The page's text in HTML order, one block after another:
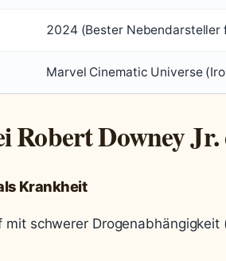
2024 (Bester Nebendarsteller
Marvel Cinematic Universe
Robert Downey
Krankheit
mit schwerer Drogenabhängigkeit